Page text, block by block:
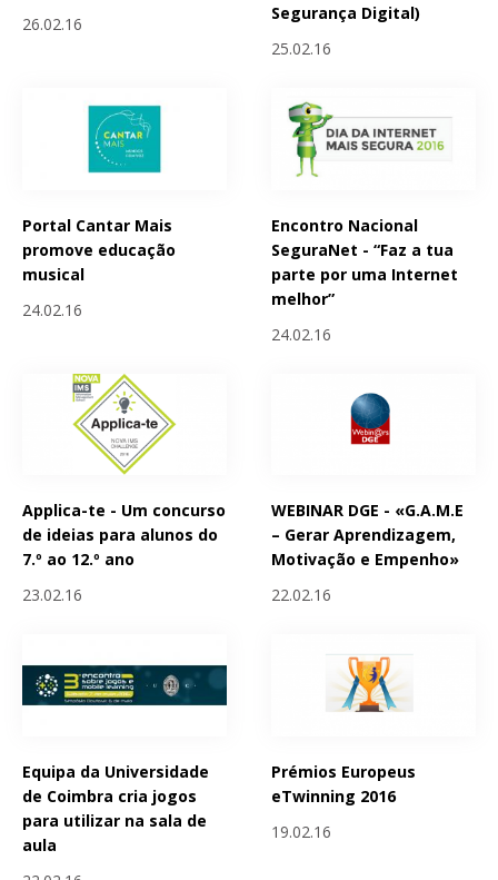
26.02.16
Segurança Digital)
25.02.16
Portal Cantar Mais
promove educação
musical
24.02.16
Encontro Nacional
SeguraNet - “Faz a tua
parte por uma Internet
melhor”
24.02.16
Applica-te - Um concurso
de ideias para alunos do
7.º ao 12.º ano
23.02.16
WEBINAR DGE - «G.A.M.E
– Gerar Aprendizagem,
Motivação e Empenho»
22.02.16
Equipa da Universidade
de Coimbra cria jogos
para utilizar na sala de
aula
Prémios Europeus
eTwinning 2016
19.02.16